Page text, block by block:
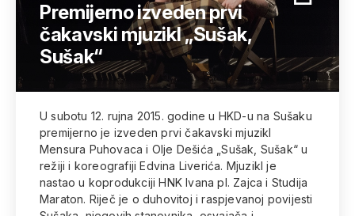
Premijerno izveden prvi
čakavski mjuzikl „Sušak,
Sušak“
U subotu 12. rujna 2015. godine u HKD-u na Sušaku
premijerno je izveden prvi čakavski mjuzikl
Mensura Puhovaca i Olje Dešića „Sušak, Sušak“ u
režiji i koreografiji Edvina Liverića. Mjuzikl je
nastao u koprodukciji HNK Ivana pl. Zajca i Studija
Maraton. Riječ je o duhovitoj i raspjevanoj povijesti